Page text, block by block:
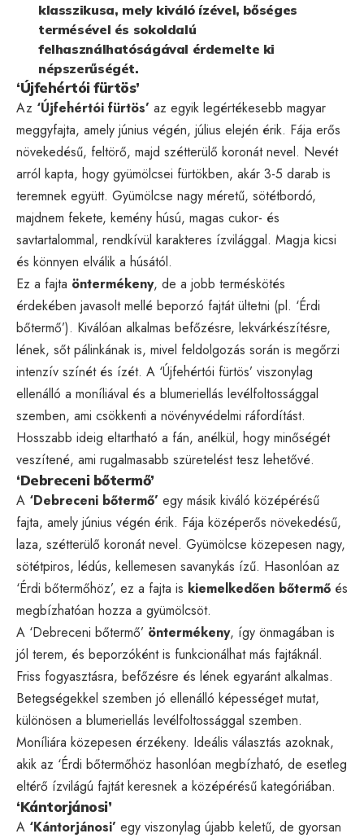
klasszikusa, mely kiváló ízével, bőséges
termésével és sokoldalú
felhasználhatóságával érdemelte ki
népszerűségét.
‘Újfehértói fürtös’
Az ‘Újfehértói fürtös’ az egyik legértékesebb magyar
meggyfajta, amely június végén, július elején érik. Fája erős
növekedésű, feltörő, majd szétterülő koronát nevel. Nevét
arról kapta, hogy gyümölcsei fürtökben, akár 3-5 darab is
teremnek együtt. Gyümölcse nagy méretű, sötétbordó,
majdnem fekete, kemény húsú, magas cukor- és
savtartalommal, rendkívül karakteres ízvilággal. Magja kicsi
és könnyen elválik a húsától.
Ez a fajta öntermékeny, de a jobb terméskötés
érdekében javasolt mellé beporzó fajtát ültetni (pl. ‘Érdi
bőtermő’). Kiválóan alkalmas befőzésre, lekvárkészítésre,
lének, sőt pálinkának is, mivel feldolgozás során is megőrzi
intenzív színét és ízét. A ‘Újfehértói fürtös’ viszonylag
ellenálló a moníliával és a blumeriellás levélfoltossággal
szemben, ami csökkenti a növényvédelmi ráfordítást.
Hosszabb ideig eltartható a fán, anélkül, hogy minőségét
veszítené, ami rugalmasabb szüretelést tesz lehetővé.
‘Debreceni bőtermő’
A ‘Debreceni bőtermő’ egy másik kiváló középérésű
fajta, amely június végén érik. Fája középerős növekedésű,
laza, szétterülő koronát nevel. Gyümölcse közepesen nagy,
sötétpiros, lédús, kellemesen savanykás ízű. Hasonlóan az
‘Érdi bőtermőhöz’, ez a fajta is kiemelkedően bőtermő és
megbízhatóan hozza a gyümölcsöt.
A ‘Debreceni bőtermő’ öntermékeny, így önmagában is
jól terem, és beporzóként is funkcionálhat más fajtáknál.
Friss fogyasztásra, befőzésre és lének egyaránt alkalmas.
Betegségekkel szemben jó ellenálló képességet mutat,
különösen a blumeriellás levélfoltossággal szemben.
Moníliára közepesen érzékeny. Ideális választás azoknak,
akik az ‘Érdi bőtermőhöz hasonlóan megbízható, de esetleg
eltérő ízvilágú fajtát keresnek a középérésű kategóriában.
‘Kántorjánosi’
A ‘Kántorjánosi’ egy viszonylag újabb keletű, de gyorsan